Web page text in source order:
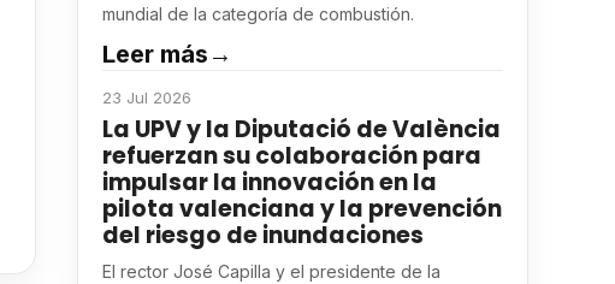
mundial de la categoría de combustión.
Leer más →
23 Jul 2026
La UPV y la Diputació de València
refuerzan su colaboración para
impulsar la innovación en la
pilota valenciana y la prevención
del riesgo de inundaciones
El rector José Capilla y el presidente de la